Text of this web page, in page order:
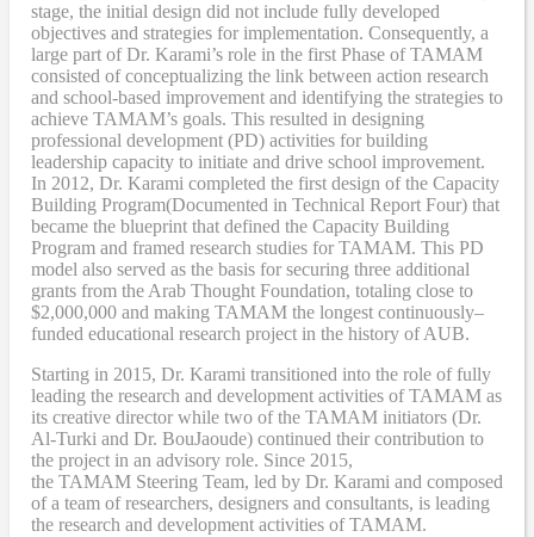
stage, the initial design did not include fully developed
objectives and strategies for implementation. Consequently, a
large part of Dr. Karami’s role in the first Phase of TAMAM
consisted of conceptualizing the link between action research
and school-based improvement and identifying the strategies to
achieve TAMAM’s goals. This resulted in designing
professional development (PD) activities for building
leadership capacity to initiate and drive school improvement.
In 2012, Dr. Karami completed the first design of the Capacity
Building Program(Documented in Technical Report Four) that
became the blueprint that defined the Capacity Building
Program and framed research studies for TAMAM. This PD
model also served as the basis for securing three additional
grants from the Arab Thought Foundation, totaling close to
$2,000,000 and making TAMAM the longest continuously–
funded educational research project in the history of AUB.
Starting in 2015, Dr. Karami transitioned into the role of fully
leading the research and development activities of TAMAM as
its creative director while two of the TAMAM initiators (Dr.
Al-Turki and Dr. BouJaoude) continued their contribution to
the project in an advisory role. Since 2015,
the TAMAM Steering Team, led by Dr. Karami and composed
of a team of researchers, designers and consultants, is leading
the research and development activities of TAMAM.